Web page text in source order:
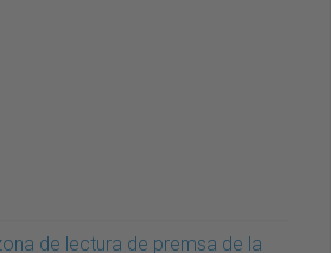
de lectura de premsa de la